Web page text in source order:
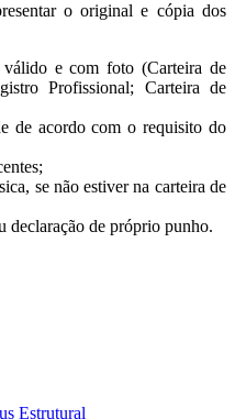
o original e cópia dos
e com foto (Carteira de
Profissional; Carteira de
de acordo com o requisito do
se não estiver na carteira de
declaração de próprio punho.
Estrutural